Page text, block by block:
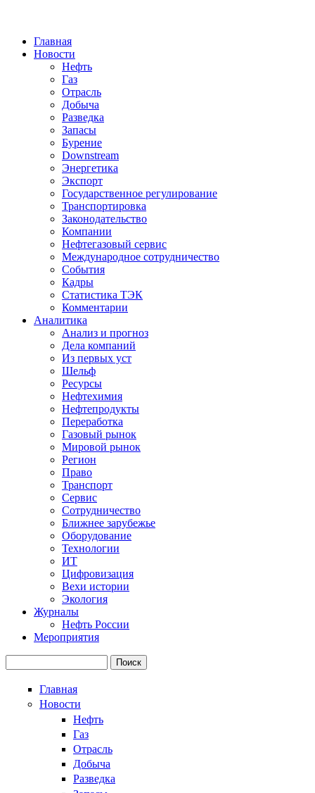
Главная
Новости
Нефть
Газ
Отрасль
Добыча
Разведка
Запасы
Бурение
Downstream
Энергетика
Экспорт
Государственное регулирование
Транспортировка
Законодательство
Компании
Нефтегазовый сервис
Международное сотрудничество
События
Кадры
Статистика ТЭК
Комментарии
Аналитика
Анализ и прогноз
Дела компаний
Из первых уст
Шельф
Ресурсы
Нефтехимия
Нефтепродукты
Переработка
Газовый рынок
Мировой рынок
Регион
Право
Транспорт
Сервис
Сотрудничество
Ближнее зарубежье
Оборудование
Технологии
ИТ
Цифровизация
Вехи истории
Экология
Журналы
Нефть России
Мероприятия
Главная
Новости
Нефть
Газ
Отрасль
Добыча
Разведка